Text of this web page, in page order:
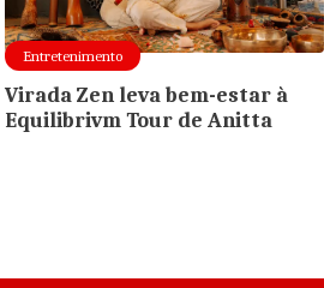
Entretenimento
Virada Zen leva bem-estar à
Equilibrivm Tour de Anitta